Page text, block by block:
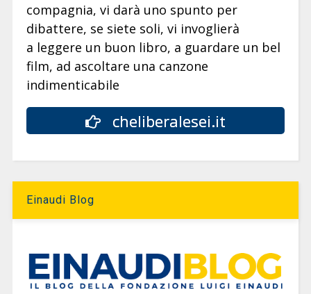
compagnia, vi darà uno spunto per
dibattere, se siete soli, vi invoglierà
a leggere un buon libro, a guardare un bel
film, ad ascoltare una canzone
indimenticabile
cheliberalesei.it
Einaudi Blog